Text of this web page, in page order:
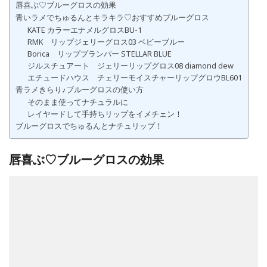
唇喜ぶ♡ブルーグロスの効果
青いラメでちゅるんとキラキラ♡おすすめブルーグロス
KATE カラーエナメルグロスBU-1
RMK リップジェリーグロス03 ベビーブルー
Borica リッププランパー STELLAR BLUE
ジルスチュアート ジェリーリップグロス08 diamond dew
エチュードハウス チェリーモイスチャーリップグロウBL601
青ラメきらり♪ブルーグロスの使い方
そのまま使ってナチュラルに
レイヤードして手持ちリップをイメチェン！
ブルーグロスでちゅるんとナチュリップ！
唇喜ぶ♡ブルーグロスの効果